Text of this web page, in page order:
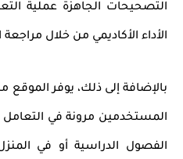
التصحيحات الجاهزة عملية
الأداء الأكاديمي من خلال
بالإضافة إلى ذلك، يوفر الموقع
المستخدمين مرونة في التعامل
الفصول الدراسية أو في